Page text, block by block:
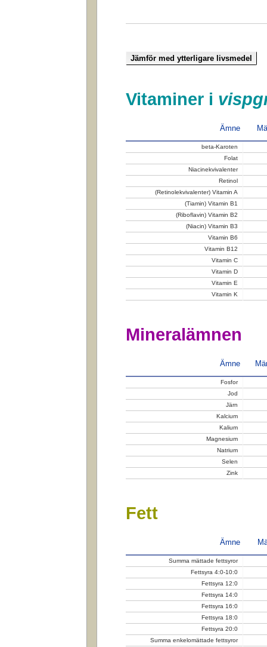
Vitaminer i
Ämne
beta-Karoten
Folat
Niacinekvivalenter
Retinol
(Retinolekvivalenter) Vitamin A
(Tiamin) Vitamin B1
(Riboflavin) Vitamin B2
(Niacin) Vitamin B3
Vitamin B6
Vitamin B12
Vitamin C
Vitamin D
Vitamin E
Vitamin K
Mineralämnen
Ämne
Fosfor
Jod
Järn
Kalcium
Kalium
Magnesium
Natrium
Selen
Zink
Fett
Ämne
Summa mättade fettsyror
Fettsyra 4:0-10:0
Fettsyra 12:0
Fettsyra 14:0
Fettsyra 16:0
Fettsyra 18:0
Fettsyra 20:0
Summa enkelomättade fettsyror